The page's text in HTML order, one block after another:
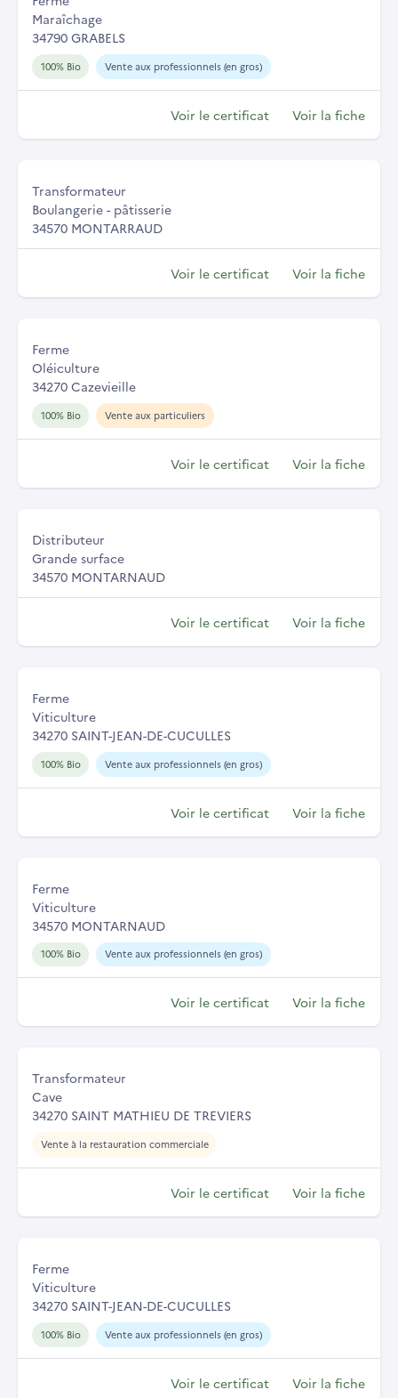
Maraîchage
34790 GRABELS
100% Bio Vente aux professionnels (en gros)
Voir le certificat Voir la fiche
Transformateur
Boulangerie - pâtisserie
34570 MONTARRAUD
Voir le certificat Voir la fiche
Ferme
Oléiculture
34270 Cazevieille
100% Bio Vente aux particuliers
Voir le certificat Voir la fiche
Distributeur
Grande surface
34570 MONTARNAUD
Voir le certificat Voir la fiche
Ferme
Viticulture
34270 SAINT-JEAN-DE-CUCULLES
100% Bio Vente aux professionnels (en gros)
Voir le certificat Voir la fiche
Ferme
Viticulture
34570 MONTARNAUD
100% Bio Vente aux professionnels (en gros)
Voir le certificat Voir la fiche
Transformateur
Cave
34270 SAINT MATHIEU DE TREVIERS
Vente à la restauration commerciale
Voir le certificat Voir la fiche
Ferme
Viticulture
34270 SAINT-JEAN-DE-CUCULLES
100% Bio Vente aux professionnels (en gros)
Voir le certificat Voir la fiche